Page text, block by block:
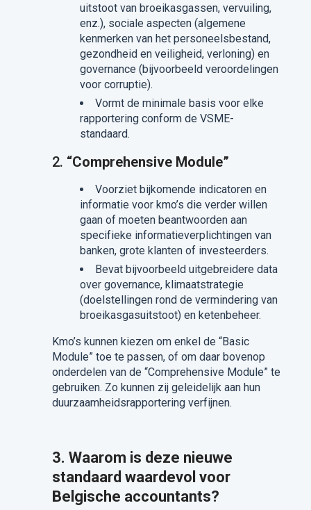
uitstoot van broeikasgassen, vervuiling,
enz.), sociale aspecten (algemene
kenmerken van het personeelsbestand,
gezondheid en veiligheid, verloning) en
governance (bijvoorbeeld veroordelingen
voor corruptie).
Vormt de minimale basis voor elke
rapportering conform de VSME-
standaard.
2. “Comprehensive Module”
Voorziet bijkomende indicatoren en
informatie voor kmo’s die verder willen
gaan of moeten beantwoorden aan
specifieke informatieverplichtingen van
banken, grote klanten of investeerders.
Bevat bijvoorbeeld uitgebreidere data
over governance, klimaatstrategie
(doelstellingen rond de vermindering van
broeikasgasuitstoot) en ketenbeheer.
Kmo’s kunnen kiezen om enkel de “Basic
Module” toe te passen, of om daar bovenop
onderdelen van de “Comprehensive Module” te
gebruiken. Zo kunnen zij geleidelijk aan hun
duurzaamheidsrapportering verfijnen.
3. Waarom is deze nieuwe
standaard waardevol voor
Belgische accountants?